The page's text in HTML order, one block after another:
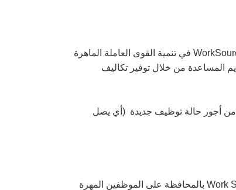
يمكن أن يمثل التدريب أحد النفقات الأكثر تكلفة في مجال النفقات على الأفراد، وبالرغم من ذلك، فيمكن أن تساعدك مؤسسة WorkSource في تنمية القوى العاملة الماهرة
المساعدة من خلال توفير تكاليف
مع برنامج التدريب أثناء العمل عن طريق الحصول على تعويض يصل إلى نسبة 50% من أجور حالة توظيف جديدة (أي يصل
تجنب تسريح العمالة وحافظ على المواهب أثناء الانخفاض المؤقت للنشاط التجاري. يسمح لك برنامج Work Share بالمحافظة على الموظفين المهرة